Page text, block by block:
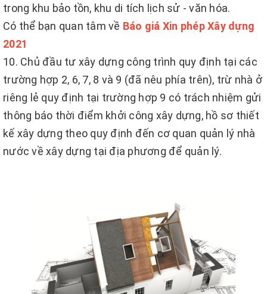
trong khu bảo tồn, khu di tích lịch sử - văn hóa.
Có thể bạn quan tâm về Báo giá Xin phép Xây dựng
2021
10. Chủ đầu tư xây dựng công trình quy định tại các
trường hợp 2, 6, 7, 8 và 9 (đã nêu phía trên), trừ nhà ở
riêng lẻ quy định tại trường hợp 9 có trách nhiệm gửi
thông báo thời điểm khởi công xây dựng, hồ sơ thiết
kế xây dựng theo quy định đến cơ quan quản lý nhà
nước về xây dựng tại địa phương để quản lý.